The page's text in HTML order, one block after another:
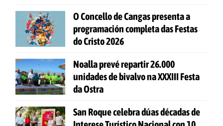
O Concello de Cangas presenta a
programación completa das Festas
do Cristo 2026
Noalla prevé repartir 26.000
unidades de bivalvo na XXXIII Festa
da Ostra
San Roque celebra dúas décadas de